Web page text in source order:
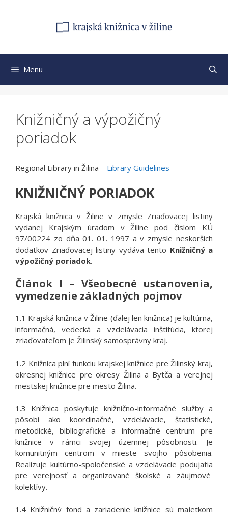
Menu
Knižničný a výpožičný
poriadok
Regional Library in Žilina – Library Guidelines
KNIŽNIČNÝ PORIADOK
Krajská knižnica v Žiline v zmysle Zriaďovacej listiny
vydanej Krajským úradom v Žiline pod číslom KÚ
97/00224 zo dňa 01. 01. 1997 a v zmysle neskorších
dodatkov Zriaďovacej listiny vydáva tento Knižničný a
výpožičný poriadok.
Článok I – Všeobecné ustanovenia,
vymedzenie základných pojmov
1.1 Krajská knižnica v Žiline (ďalej len knižnica) je kultúrna,
informačná, vedecká a vzdelávacia inštitúcia, ktorej
zriaďovateľom je Žilinský samosprávny kraj.
1.2 Knižnica plní funkciu krajskej knižnice pre Žilinský kraj,
okresnej knižnice pre okresy Žilina a Bytča a verejnej
mestskej knižnice pre mesto Žilina.
1.3 Knižnica poskytuje knižnično-informačné služby a
pôsobí ako koordinačné, vzdelávacie, štatistické,
metodické, bibliografické a informačné centrum pre
knižnice v rámci svojej územnej pôsobnosti. Je
komunitným centrom v mieste svojho pôsobenia.
Realizuje kultúrno-spoločenské a vzdelávacie podujatia
pre verejnosť a organizované školské a záujmové
kolektívy.
1.4 Knižničný fond a zariadenie knižnice sú majetkom